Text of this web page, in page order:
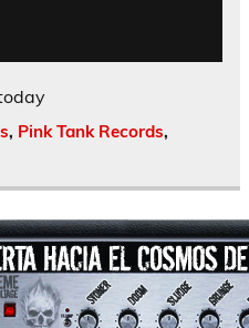
, Pink Tank Records,